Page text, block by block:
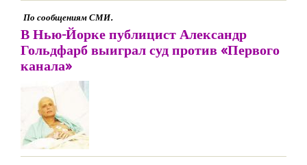
По сообщениям СМИ.
В Нью-Йорке публицист Александр
Гольдфарб выиграл суд против «Первого
канала»